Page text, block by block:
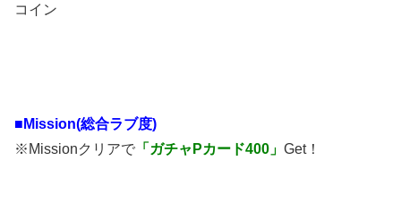
コイン
■Mission(総合ラブ度)
※Missionクリアで 「ガチャPカード400」 Get！